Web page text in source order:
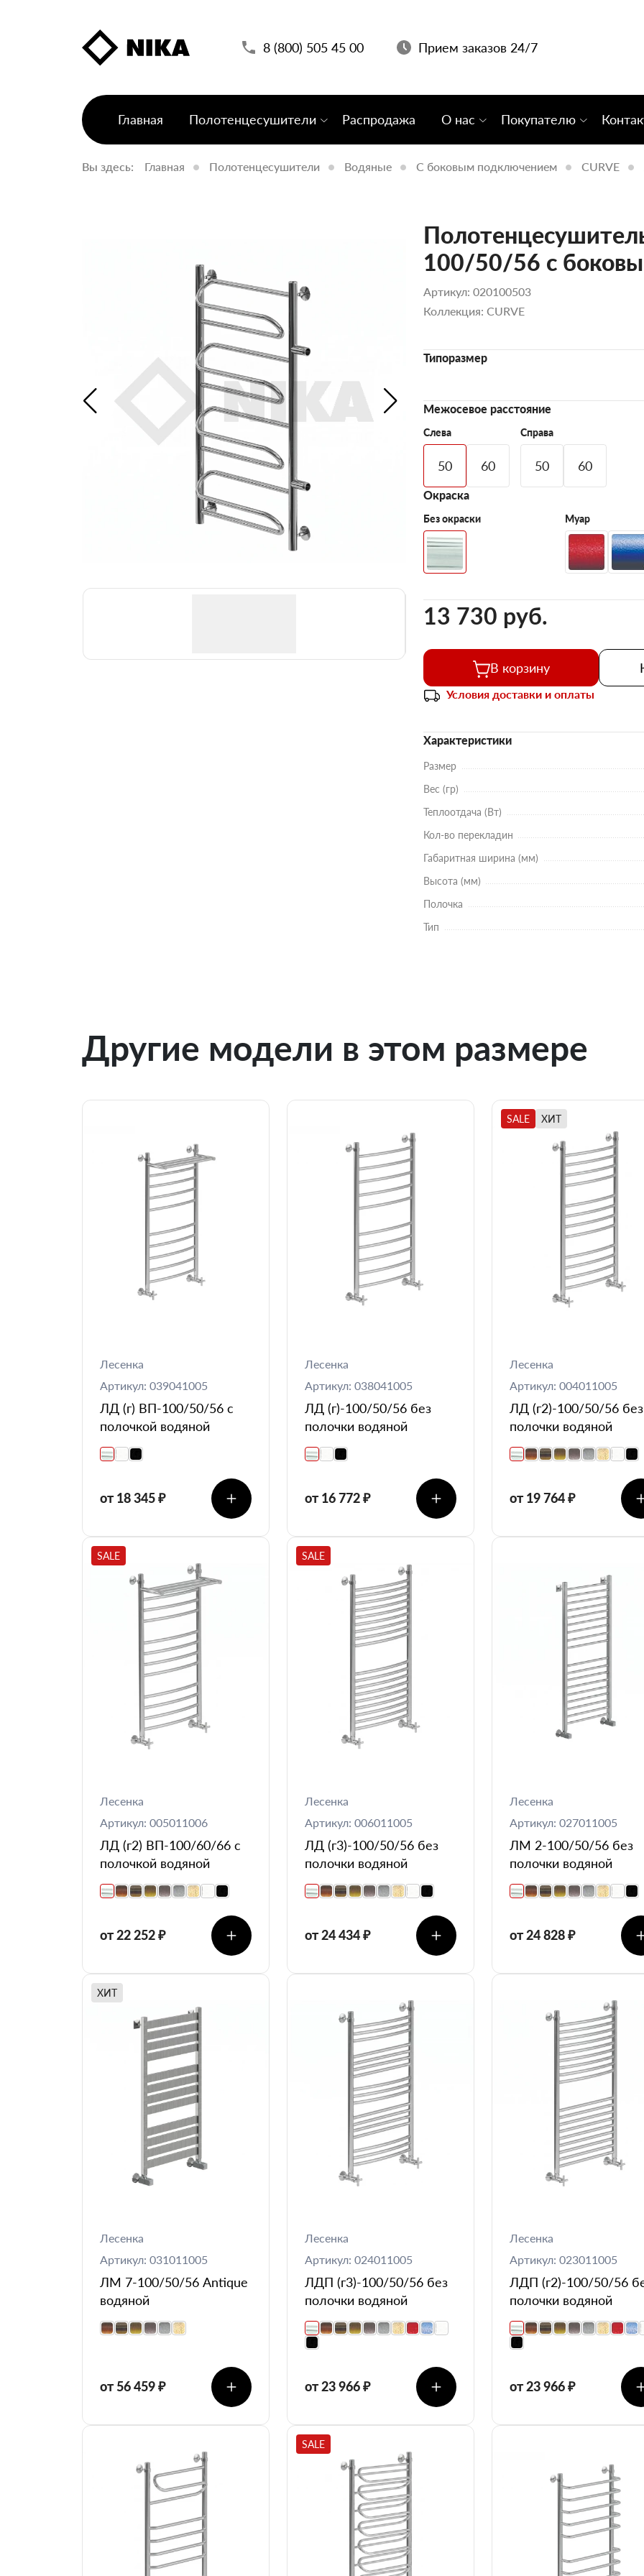
8 (800) 505 45 00 Прием заказов 24/7
Главная Полотенцесушители Распродажа О нас Покупателю
Вы здесь: Главная Полотенцесушители Водяные С боковым подключением CURVE
100/50/56 с
Артикул: 020100503
Коллекция: CURVE
Типоразмер
Межосевое расстояние
Слева
50 60
Справа
50 60
Окраска
Без окраски Муар
13 730 pуб.
В корзину
Условия доставки и оплаты
Характеристики
Размер
Вес (гр)
Теплоотдача (Вт)
Кол-во перекладин
Габаритная ширина (мм)
Высота (мм)
Полочка
Тип
Другие модели в этом размере
Лесенка
Артикул: 039041005
ЛД (г) ВП-100/50/56 с
полочкой водяной
от 18 345 ₽
Лесенка
Артикул: 038041005
ЛД (г)-100/50/56 без
полочки водяной
от 16 772 ₽
SALE ХИТ
Лесенка
Артикул: 004011005
ЛД (г2)-100/50/56 без
полочки водяной
от 19 764 ₽
SALE
Лесенка
Артикул: 005011006
ЛД (г2) ВП-100/60/66 с
полочкой водяной
от 22 252 ₽
SALE
Лесенка
Артикул: 006011005
ЛД (г3)-100/50/56 без
полочки водяной
от 24 434 ₽
Лесенка
Артикул: 027011005
ЛМ 2-100/50/56 без
полочки водяной
от 24 828 ₽
ХИТ
Лесенка
Артикул: 031011005
ЛМ 7-100/50/56 Antique
водяной
от 56 459 ₽
Лесенка
Артикул: 024011005
ЛДП (г3)-100/50/56 без
полочки водяной
от 23 966 ₽
Лесенка
Артикул: 023011005
ЛДП (г2)-100/50/56
полочки водяной
от 23 966 ₽
SALE